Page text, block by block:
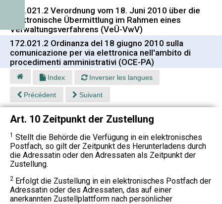
172.021.2 Verordnung vom 18. Juni 2010 über die
elektronische Übermittlung im Rahmen eines
Verwaltungsverfahrens (VeÜ-VwV)
172.021.2 Ordinanza del 18 giugno 2010 sulla
comunicazione per via elettronica nell'ambito di
procedimenti amministrativi (OCE-PA)
Index Inverser les langues
Précédent Suivant
Art. 10 Zeitpunkt der Zustellung
1 Stellt die Behörde die Verfügung in ein elektronisches
Postfach, so gilt der Zeitpunkt des Herunterladens durch
die Adressatin oder den Adressaten als Zeitpunkt der
Zustellung.
2 Erfolgt die Zustellung in ein elektronisches Postfach der
Adressatin oder des Adressaten, das auf einer
anerkannten Zustellplattform nach persönlicher